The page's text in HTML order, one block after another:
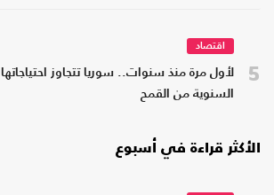
5
اقتصاد
لأول مرة منذ سنوات.. سوريا تتجاوز احتياجاتها
السنوية من القمح
الأكثر قراءة في أسبوع